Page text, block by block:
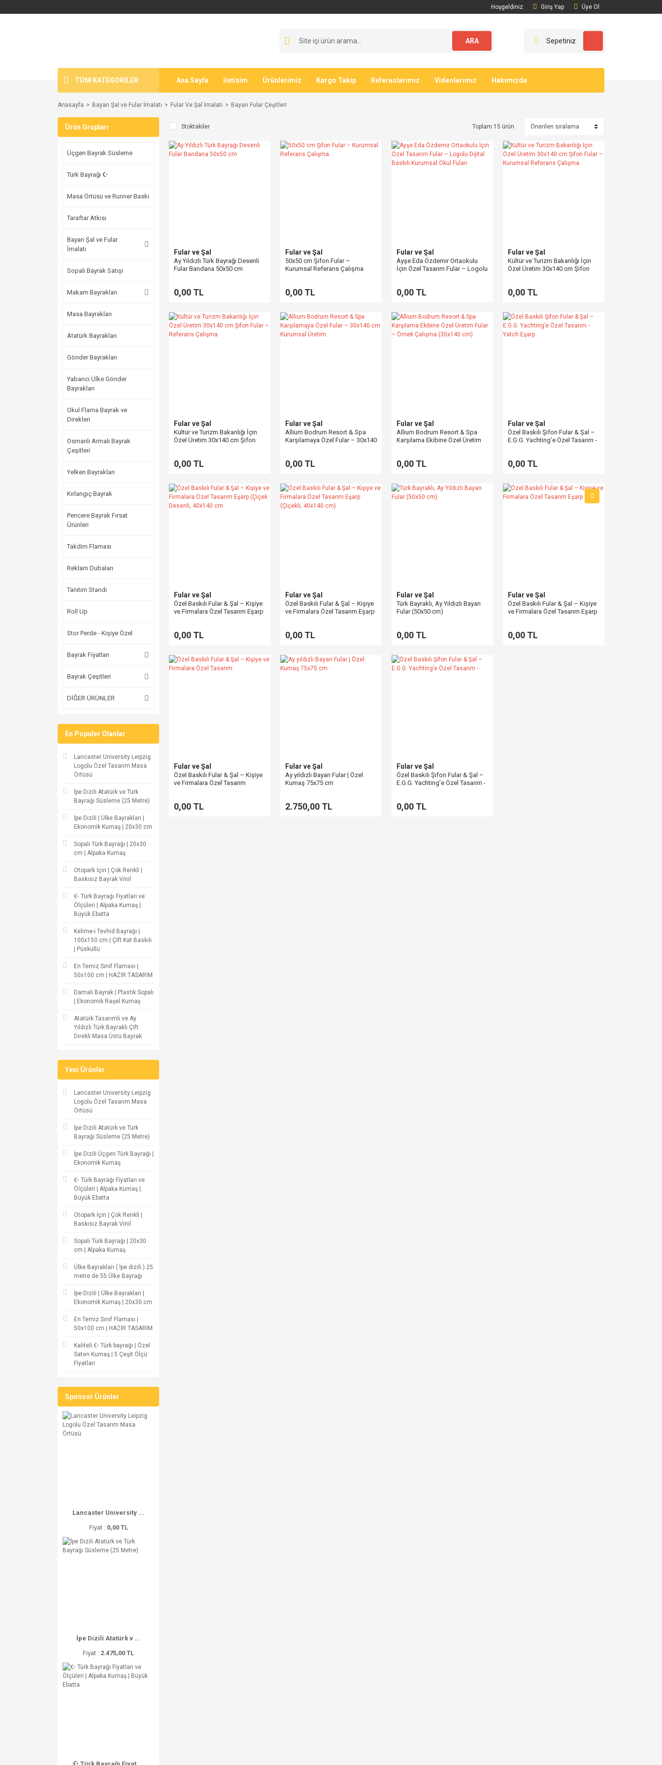
Hoşgeldiniz Giriş Yap Üye Ol
ARA Sepetiniz
TÜM KATEGORİLER Ana Sayfa iletisim Ürünlerimiz Kargo Takip Referaslarımız Videolarımız Hakımızda
Anasayfa Bayan Şal ve Fular İmalatı Fular Ve Şal İmalatı Bayan Fular Çeşitleri
Ürün Grupları
Üçgen Bayrak Süsleme
Türk Bayrağı ☪
Masa Örtüsü ve Runner Baskı
Taraftar Atkısı
Bayan Şal ve Fular
İmalatı
Sopalı Bayrak Satışı
Makam Bayrakları
Masa Bayrakları
Atatürk Bayrakları
Gönder Bayrakları
Yabancı Ülke Gönder
Bayrakları
Okul Flama Bayrak ve
Direkleri
Osmanlı Armalı Bayrak
Çeşitleri
Yelken Bayrakları
Kırlangıç Bayrak
Pencere Bayrak Fırsat
Ürünleri
Takdim Flaması
Reklam Dubaları
Tanıtım Standı
Roll Up
Stor Perde - Kişiye Özel
Bayrak Fiyatları
Bayrak Çeşitleri
DİĞER ÜRÜNLER
En Populer Olanlar
Lancaster University Leipzig
Logolu Özel Tasarım Masa
Örtüsü
İpe Dizili Atatürk ve Türk
Bayrağı Süsleme (25 Metre)
İpe Dizili | Ülke Bayrakları |
Ekonomik Kumaş | 20x30 cm
Sopalı Türk Bayrağı | 20x30
cm | Alpaka Kumaş
Otopark İçin | Çok Renkli |
Baskısız Bayrak Vinil
☪ Türk Bayrağı Fiyatları ve
Ölçüleri | Alpaka Kumaş |
Büyük Ebatta
Kelime-i Tevhid Bayrağı |
100x150 cm | Çift Kat Baskılı
| Püsküllü
En Temiz Sınıf Flaması |
50x100 cm | HAZIR TASARIM
Damalı Bayrak | Plastik Sopalı
| Ekonomik Raşel Kumaş
Atatürk Tasarımlı ve Ay
Yıldızlı Türk Bayraklı Çift
Direkli Masa Üstü Bayrak
Yeni Ürünler
Lancaster University Leipzig
Logolu Özel Tasarım Masa
Örtüsü
İpe Dizili Atatürk ve Türk
Bayrağı Süsleme (25 Metre)
İpe Dizili Üçgen Türk Bayrağı |
Ekonomik Kumaş
☪ Türk Bayrağı Fiyatları ve
Ölçüleri | Alpaka Kumaş |
Büyük Ebatta
Otopark İçin | Çok Renkli |
Baskısız Bayrak Vinil
Sopalı Türk Bayrağı | 20x30
cm | Alpaka Kumaş
Ülke Bayrakları ( İpe dizili ) 25
metre de 55 Ülke Bayrağı
İpe Dizili | Ülke Bayrakları |
Ekonomik Kumaş | 20x30 cm
En Temiz Sınıf Flaması |
50x100 cm | HAZIR TASARIM
Kaliteli ☪ Türk bayrağı | Özel
Saten Kumaş | 5 Çeşit Ölçü
Fiyatları
Sponsor Ürünler
Lancaster University ...
Fiyat : 0,00 TL
İpe Dizili Atatürk v ...
Fiyat : 2.475,00 TL
Stoktakiler Toplam 15 ürün
Fular ve Şal
Ay Yıldızlı Türk Bayrağı Desenli
Fular Bandana 50x50 cm
0,00 TL
Fular ve Şal
50x50 cm Şifon Fular –
Kurumsal Referans Çalışma
0,00 TL
Fular ve Şal
Ayşe Eda Özdemir Ortaokulu
İçin Özel Tasarım Fular – Logolu
0,00 TL
Fular ve Şal
Kültür ve Turizm Bakanlığı İçin
Özel Üretim 30x140 cm Şifon
0,00 TL
Fular ve Şal
Kültür ve Turizm Bakanlığı İçin
Özel Üretim 30x140 cm Şifon
0,00 TL
Fular ve Şal
Allium Bodrum Resort & Spa
Karşılamaya Özel Fular – 30x140
0,00 TL
Fular ve Şal
Allium Bodrum Resort & Spa
Karşılama Ekibine Özel Üretim
0,00 TL
Fular ve Şal
Özel Baskılı Şifon Fular & Şal –
E.G.G. Yachting’e Özel Tasarım -
0,00 TL
Fular ve Şal
Özel Baskılı Fular & Şal – Kişiye
ve Firmalara Özel Tasarım Eşarp
0,00 TL
Fular ve Şal
Özel Baskılı Fular & Şal – Kişiye
ve Firmalara Özel Tasarım Eşarp
0,00 TL
Fular ve Şal
Türk Bayraklı, Ay Yıldızlı Bayan
Fular (50x50 cm)
0,00 TL
Fular ve Şal
Özel Baskılı Fular & Şal – Kişiye
ve Firmalara Özel Tasarım Eşarp
0,00 TL
Fular ve Şal
Özel Baskılı Fular & Şal – Kişiye
ve Firmalara Özel Tasarım
0,00 TL
Fular ve Şal
Ay yıldızlı Bayan Fular | Özel
Kumaş 75x75 cm
2.750,00 TL
Fular ve Şal
Özel Baskılı Şifon Fular & Şal –
E.G.G. Yachting’e Özel Tasarım -
0,00 TL